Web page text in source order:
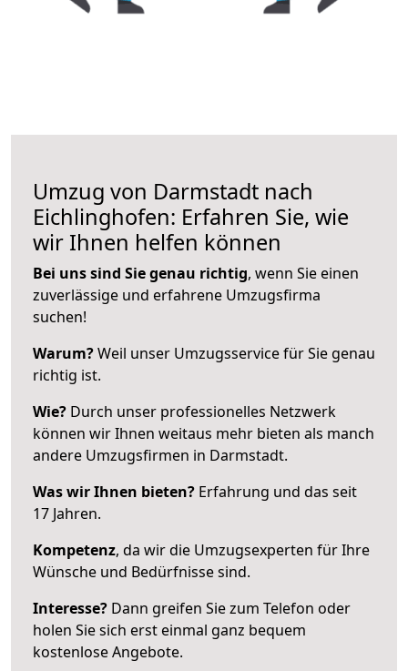
Umzug von Darmstadt nach
Eichlinghofen: Erfahren Sie, wie
wir Ihnen helfen können
Bei uns sind Sie genau richtig, wenn Sie einen
zuverlässige und erfahrene Umzugsfirma
suchen!
Warum?Weil unser Umzugsservice für Sie genau
richtig ist.
Wie? Durch unser professionelles Netzwerk
können wir Ihnen weitaus mehr bieten als manch
andere Umzugsfirmen in Darmstadt.
Was wir Ihnen bieten? Erfahrung und das seit
17 Jahren.
Kompetenz, da wir die Umzugsexperten für Ihre
Wünsche und Bedürfnisse sind.
Interesse? Dann greifen Sie zum Telefon oder
holen Sie sich erst einmal ganz bequem
kostenlose Angebote.